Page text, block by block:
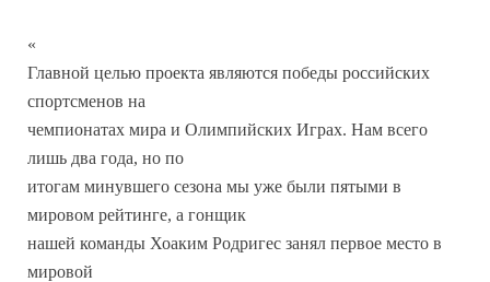
«
Главной целью проекта являются победы российских
спортсменов на
чемпионатах мира и Олимпийских Играх. Нам всего
лишь два года, но по
итогам минувшего сезона мы уже были пятыми в
мировом рейтинге, а гонщик
нашей команды Хоаким Родригес занял первое место в
мировой